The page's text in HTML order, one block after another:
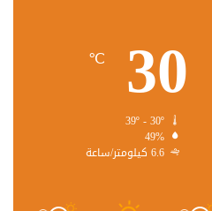
30
℃
49%
6.6 كيلومتر/ساعة